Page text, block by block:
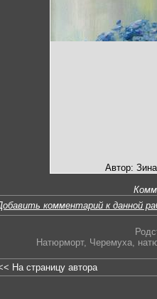
Автор:
комментарий к данной
Натюрморт, Черемуха,
На страницу автора